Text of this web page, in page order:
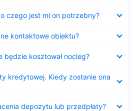
czego jest mi on potrzebny?
kontaktowe obiektu?
kosztował nocleg?
kredytowej. Kiedy zostanie ona
depozytu lub przedpłaty?